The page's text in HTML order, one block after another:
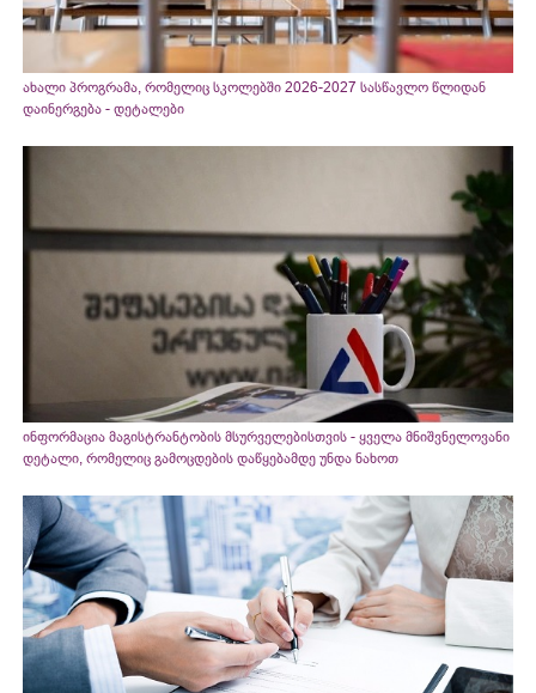
ახალი პროგრამა, რომელიც სკოლებში 2026-2027 სასწავლო წლიდან
დაინერგება - დეტალები
ინფორმაცია მაგისტრანტობის მსურველებისთვის - ყველა მნიშვნელოვანი
დეტალი, რომელიც გამოცდების დაწყებამდე უნდა ნახოთ